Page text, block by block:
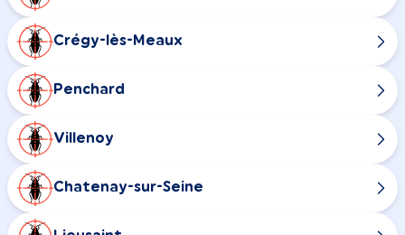
Crégy-lès-Meaux
Penchard
Villenoy
Chatenay-sur-Seine